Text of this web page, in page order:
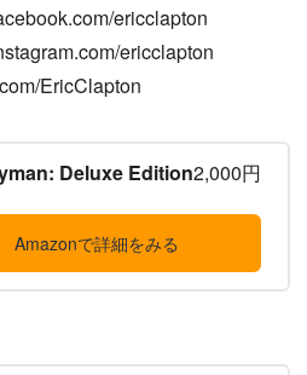
ericclapton
ericclapton
EricClapton
Deluxe Edition2,000円
Amazonで詳細をみる